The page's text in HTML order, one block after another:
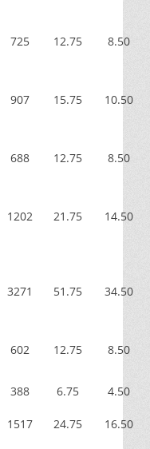
725 12.75 8.50
907 15.75 10.50
688 12.75 8.50
1202 21.75 14.50
3271 51.75 34.50
602 12.75 8.50
388 6.75 4.50
1517 24.75 16.50